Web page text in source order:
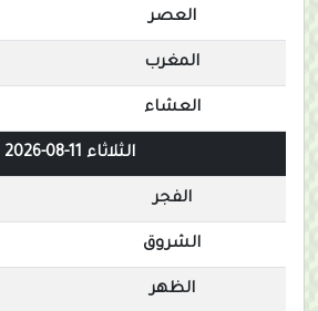
العصر
المغرب
العشاء
الثلاثاء 11-08-2026
الفجر
الشروق
الظهر